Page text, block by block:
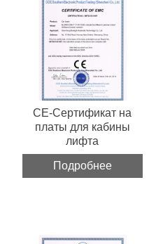
CE-Сертификат на
платы для кабины
лифта
Подробнее